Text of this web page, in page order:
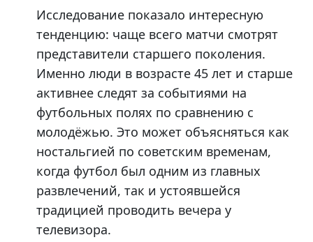
Исследование показало интересную
тенденцию: чаще всего матчи смотрят
представители старшего поколения.
Именно люди в возрасте 45 лет и старше
активнее следят за событиями на
футбольных полях по сравнению с
молодёжью. Это может объясняться как
ностальгией по советским временам,
когда футбол был одним из главных
развлечений, так и устоявшейся
традицией проводить вечера у
телевизора.